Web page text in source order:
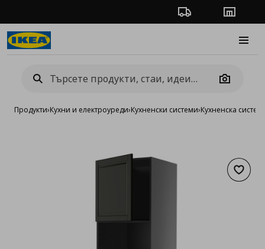
Проследяване на
Camera
Продукти›Кухни и електроуреди›Кухненски системи›Кухненска